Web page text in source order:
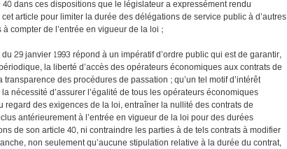
40 dans ces dispositions que le législateur a expressément rendu
article pour limiter la durée des délégations de service public à d’autres
compter de l’entrée en vigueur de la loi ;
29 janvier 1993 répond à un impératif d’ordre public qui est de garantir,
la liberté d’accès des opérateurs économiques aux contrats de
des procédures de passation ; qu’un tel motif d’intérêt
nécessité d’assurer l’égalité de tous les opérateurs économiques
des exigences de la loi, entraîner la nullité des contrats de
antérieurement à l’entrée en vigueur de la loi pour des durées
de son article 40, ni contraindre les parties à de tels contrats à modifier
non seulement qu’aucune stipulation relative à la durée du contrat,